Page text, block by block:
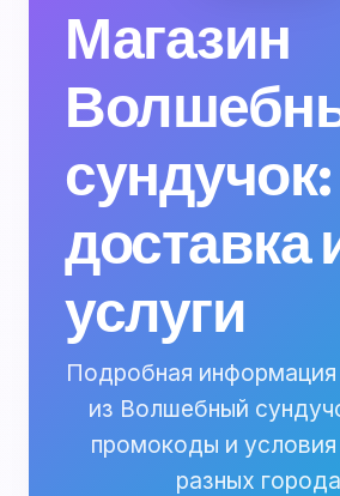
Магазин
сундучок:
доставка
услуги
Подробная
из Волшебный
промокоды и
разных